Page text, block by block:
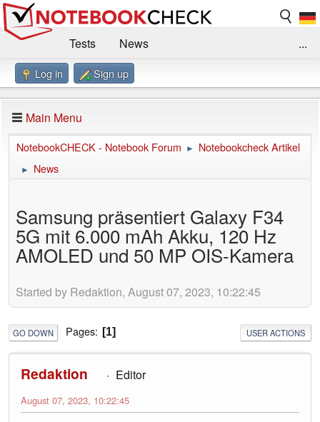
Tests
News
Benchmarks / Technik
Forum
Impressum
...
Log in Sign up
Main Menu
NotebookCHECK - Notebook Forum ► Notebookcheck Artikel
► News
Samsung präsentiert Galaxy F34
5G mit 6.000 mAh Akku, 120 Hz
AMOLED und 50 MP OIS-Kamera
Started by Redaktion, August 07, 2023, 10:22:45
GO DOWN Pages 1 USER ACTIONS
Redaktion Editor
August 07, 2023, 10:22:45